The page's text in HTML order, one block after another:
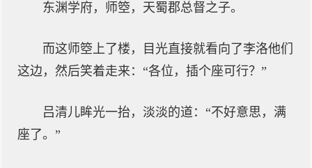
东渊学府，师箜，天蜀郡总督之子。
而这师箜上了楼，目光直接就看向了李洛他们
这边，然后笑着走来：“各位，插个座可行？”
吕清儿眸光一抬，淡淡的道：“不好意思，满
座了。”